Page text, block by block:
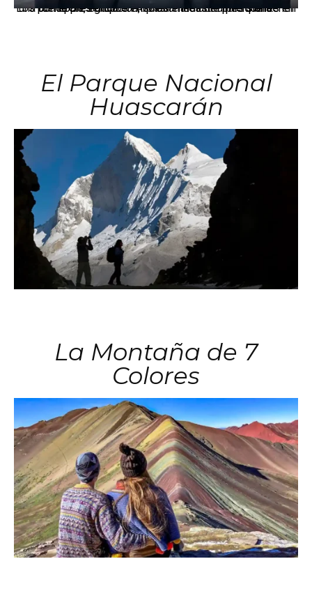
Los principales grupos empresariales del país mantienen una fuerte presencia en Áncash mediante inversiones en comercio, educación, salud e industria pesquera.
El Parque Nacional
Huascarán
La Montaña de 7
Colores